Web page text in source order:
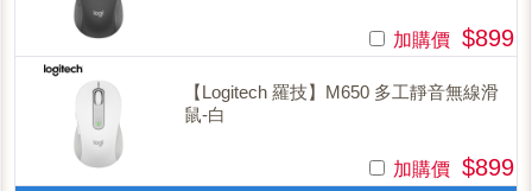
加購價 $899
【Logitech 羅技】M650 多工靜音無線滑
鼠-白
加購價 $899